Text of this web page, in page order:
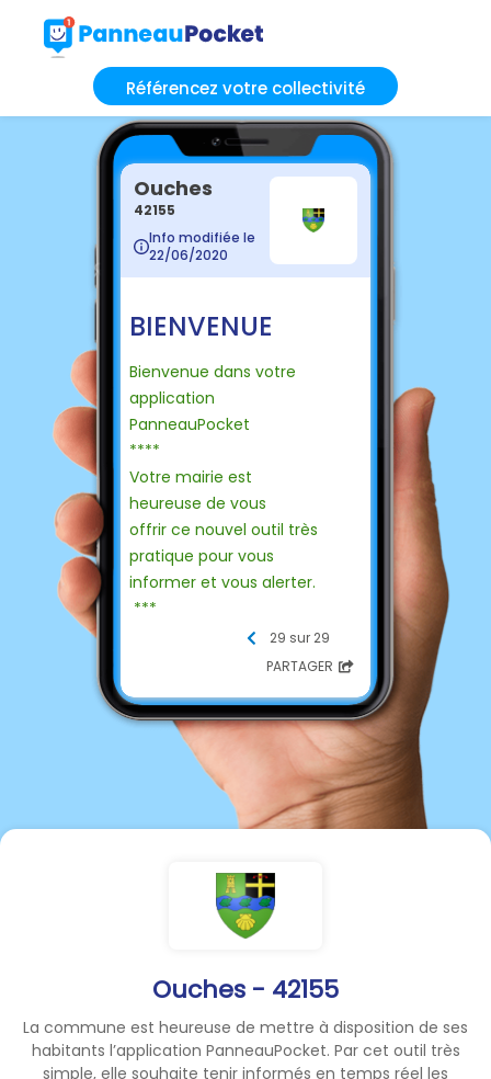
Référencez votre collectivité
Ouches - 42155
La commune est heureuse de mettre à disposition de ses
habitants l’application PanneauPocket. Par cet outil très
simple, elle souhaite tenir informés en temps réel les
Ouches
42155
Info modifiée le
22/06/2020
BIENVENUE
Bienvenue dans votre
application
PanneauPocket
****
Votre mairie est
heureuse de vous
offrir ce nouvel outil très
pratique pour vous
informer et vous alerter.
***
💛
pour recevoir les
notifications à chaque nouvel
événement
Merci d'en parler autour de
panneau grâce a la flèche en
bas a droite.
29 sur 29
PARTAGER